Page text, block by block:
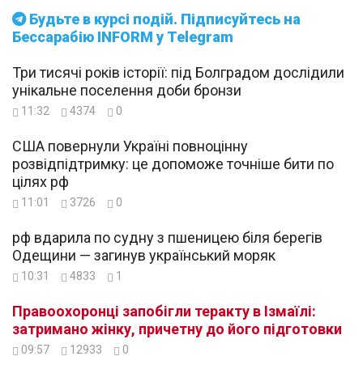
Будьте в курсі подій. Підписуйтесь на
Бессарабію INFORM у Telegram
Три тисячі років історії: під Болградом дослідили
унікальне поселення доби бронзи
11:32 4374 0
США повернули Україні повноцінну
розвідпідтримку: це допоможе точніше бити по
цілях рф
11:01 3726 0
рф вдарила по судну з пшеницею біля берегів
Одещини — загинув український моряк
10:31 4833 1
Правоохоронці запобігли теракту в Ізмаїлі:
затримано жінку, причетну до його підготовки
09:57 12933 0